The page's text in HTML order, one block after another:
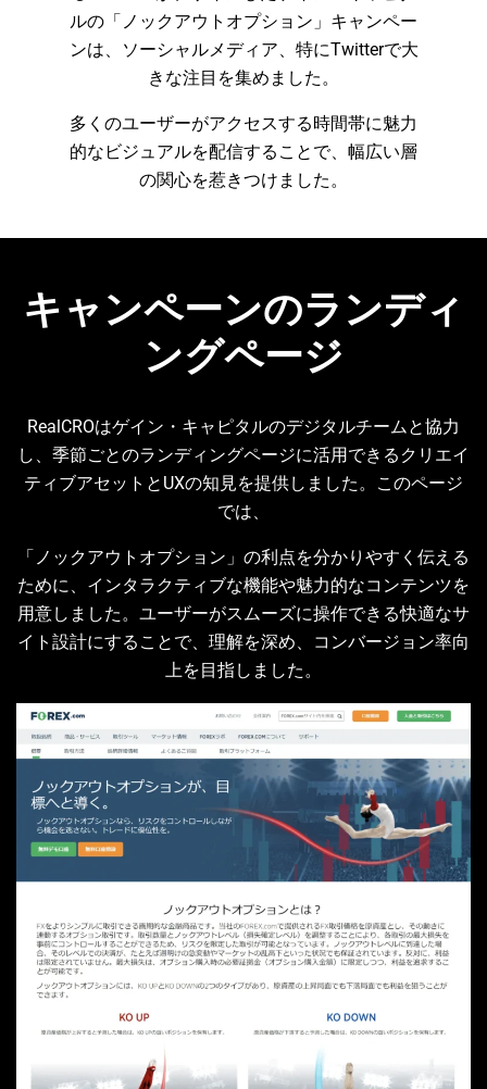
ルの「ノックアウトオプション」キャンペー
ンは、ソーシャルメディア、特にTwitterで大
きな注目を集めました。
多くのユーザーがアクセスする時間帯に魅力
的なビジュアルを配信することで、幅広い層
の関心を惹きつけました。
キャンペーンのランディ
ングページ
RealCROはゲイン・キャピタルのデジタルチームと協力
し、季節ごとのランディングページに活用できるクリエイ
ティブアセットとUXの知見を提供しました。このページ
では、
「ノックアウトオプション」の利点を分かりやすく伝える
ために、インタラクティブな機能や魅力的なコンテンツを
用意しました。ユーザーがスムーズに操作できる快適なサ
イト設計にすることで、理解を深め、コンバージョン率向
上を目指しました。